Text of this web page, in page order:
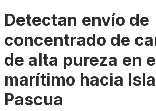
Detectan envío de
concentrado de
de alta pureza en
marítimo hacia
Pascua